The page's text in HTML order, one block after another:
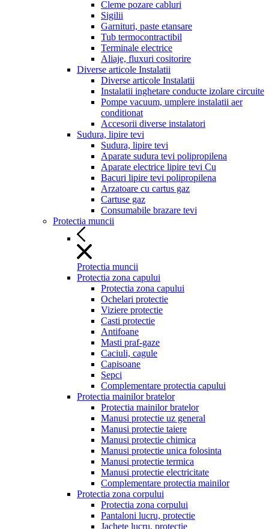
Cleme pozare cabluri
Sigilii
Garnituri, paste etansare
Tub termocontractibil
Terminale electrice
Aliaje, fluxuri cositorire
Diverse articole Instalatii
Diverse articole Instalatii
Instalatii inghetare conducte izolare circuite
Pompe vacuum, umplere instalatii aer
conditionat
Accesorii diverse instalatori
Sudura, lipire tevi
Sudura, lipire tevi
Aparate sudura tevi polipropilena
Aparate electrice lipire tevi Cu
Bacuri lipire tevi polipropilena
Arzatoare cu cartus gaz
Cartuse gaz
Consumabile brazare tevi
Protectia muncii
Protectia muncii
Protectia zona capului
Protectia zona capului
Ochelari protectie
Viziere protectie
Casti protectie
Antifoane
Masti praf-gaze
Caciuli, cagule
Capisoane
Sepci
Complementare protectia capului
Protectia mainilor bratelor
Protectia mainilor bratelor
Manusi protectie uz general
Manusi protectie taiere
Manusi protectie chimica
Manusi protectie unica folosinta
Manusi protectie termica
Manusi protectie electricitate
Complementare protectia mainilor
Protectia zona corpului
Protectia zona corpului
Pantaloni lucru, protectie
Jachete lucru, protectie